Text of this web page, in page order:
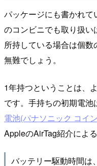
パッケージにも書かれて
のコンビニでも取り扱
所持している場合は個
無難でしょう。
1年持つということは、
です。手持ちの初期電池
電池(パナソニック コイ
AppleのAirTag紹介による
バッテリー駆動時間は